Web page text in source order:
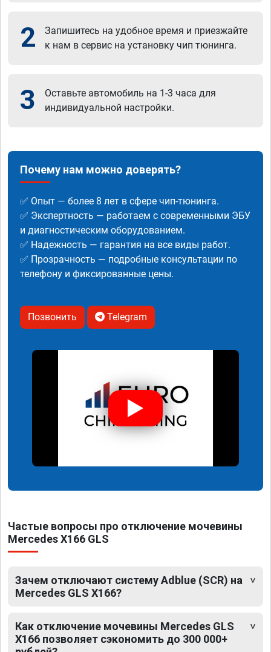
2
Запишитесь на удобное время и приезжайте
к нам в сервис на установку чип тюнинга.
3
Оставьте автомобиль на 1-3 часа для
индивидуальной настройки.
Почему нам можно доверять?
✅ Опыт — более 8 лет в сфере чип-тюнинга.
✅ Экспертность — работаем с современными ЭБУ
и диагностическим оборудованием.
✅ Надежность — гарантия на все виды работ.
✅ Прозрачность — подробные консультации по
телефону и фиксированные цены.
Позвонить Telegram
Частые вопросы про отключение мочевины
Mercedes X166 GLS
Зачем отключают систему Adblue (SCR) на
Mercedes GLS X166?
Как отключение мочевины Mercedes GLS
X166 позволяет сэкономить до 300 000+